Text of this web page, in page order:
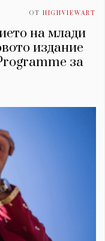
ОТ HIGHVIEWART
на млади
издание
за